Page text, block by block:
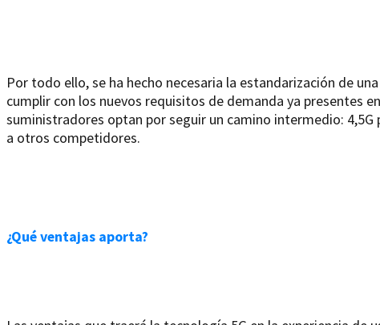
Por todo ello, se ha hecho necesaria la estandarización de
cumplir con los nuevos requisitos de demanda ya presentes
suministradores optan por seguir un camino intermedio:
a otros competidores.
¿Qué ventajas aporta?